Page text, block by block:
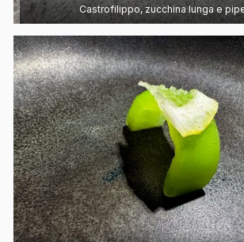
Castrofilippo, zucchina lunga e